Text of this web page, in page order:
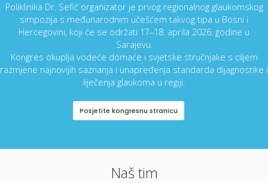
Poliklinika Dr. Sefić organizator je prvog regionalnog glaukomskog
simpozija s međunarodnim učešćem takvog tipa u Bosni i
Hercegovini, koji će se održati 17–18. aprila 2026. godine u
Sarajevu.
Kongres okuplja vodeće domaće i svjetske stručnjake s ciljem
razmjene najnovijih saznanja i unapređenja standarda dijagnostike i
liječenja glaukoma u regiji.
Posjetite kongresnu stranicu
Naš tim